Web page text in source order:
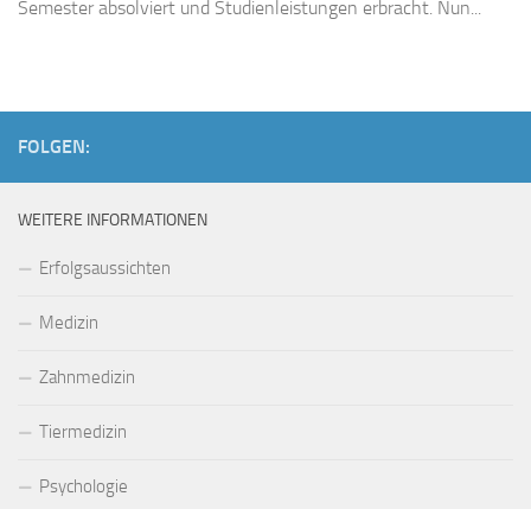
Semester absolviert und Studienleistungen erbracht. Nun...
FOLGEN:
WEITERE INFORMATIONEN
Erfolgsaussichten
Medizin
Zahnmedizin
Tiermedizin
Psychologie